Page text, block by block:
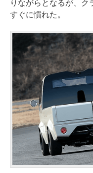
りながらとなるが、ク
すぐに慣れた。